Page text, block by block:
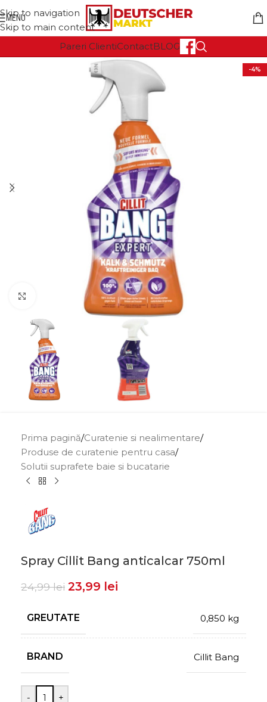
Skip to navigation
Skip to main content
MENU
Pareri ClientiContactBLOG
-4%
Click to enlarge
Prima pagină/Curatenie si nealimentare/
Produse de curatenie pentru casa/
Solutii suprafete baie si bucatarie
Spray Cillit Bang anticalcar 750ml
24,99lei 23,99 lei
GREUTATE 0,850 kg
BRAND Cillit Bang
- +